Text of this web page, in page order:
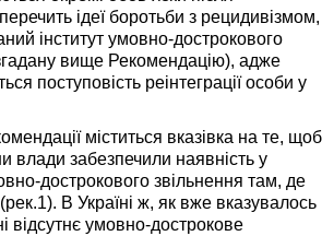
ідеї боротьби з рецидивізмом,
інститут умовно-дострокового
вище Рекомендацію), адже
поступовість реінтеграції особи у
міститься вказівка на те, щоб
влади забезпечили наявність у
дострокового звільнення там, де
В Україні ж, як вже вказувалось
відсутнє умовно-дострокове